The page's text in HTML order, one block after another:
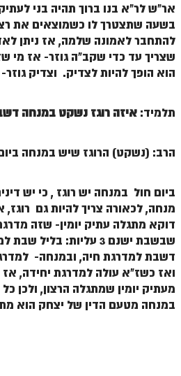
הזמן סט זוהר
ספרים להורדה
מנוע חיפוש בכתבי בעל הסולם
אר"ש לר"א בנו ברוך תהיה בני
בשעה שתצטרך לו כשמוצאים את
להתחבר לאמונה שלמה, אז ניתן
שצריך עד כדי שקב"ה גוזר- אז מי
הוא הופך להיות לצדיק. וצדיק גוזר-
תלמיד: איזה רוגז נשקט במנחה
הרב: (נשקט) הרוגז שיש במנחה
ביום חול במנחה יש רוגז , כי יש
מנחה, לכאורה צריך להיות גם
דוקא מתגלה עתיק יומין- שזה
שבשבת ישנם 3 עליות:
דשבת למדרגת חיה, ובמנחה-
ואז כשז"א עולה למדרגת יחידה, אז
מעתיק יומין שמתגלה הרצון, ולכן
במנחה מטעם הדין של יצחק הוא